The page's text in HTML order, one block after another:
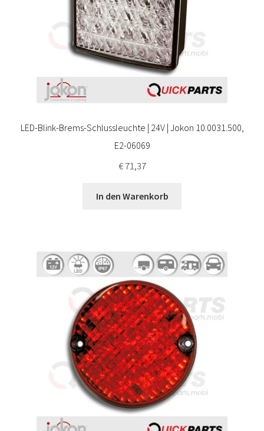
LED-Blink-Brems-Schlussleuchte | 24V | Jokon 10.0031.500,
E2-06069
€71,37
In den Warenkorb